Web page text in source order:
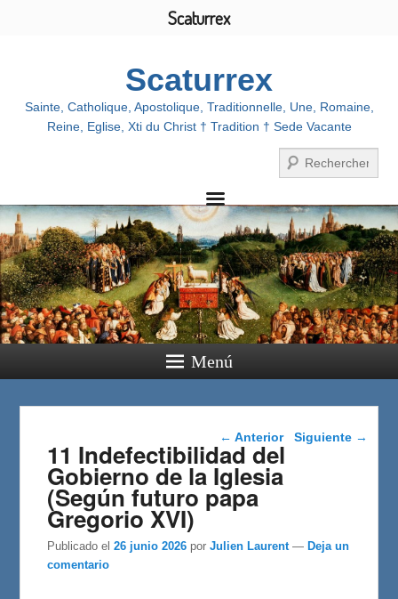
Scaturrex
Sainte, Catholique, Apostolique, Traditionnelle, Une, Romaine,
Reine, Eglise, Xti du Christ † Tradition † Sede Vacante
Menú
Navegación de
entradas
← Anterior Siguiente →
11 Indefectibilidad del
Gobierno de la Iglesia
(Según futuro papa
Gregorio XVI)
Publicado el 26 junio 2026 porJulien Laurent — Deja un
comentario
Scaturrex